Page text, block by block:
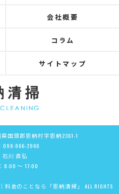
会社概要
コラム
サイトマップ
国頭郡恩納村字恩納2361-1
098-966-2966
石川 直弘
8:00 ～ 17:00
金のことなら「恩納清掃」 ALL RIGHTS